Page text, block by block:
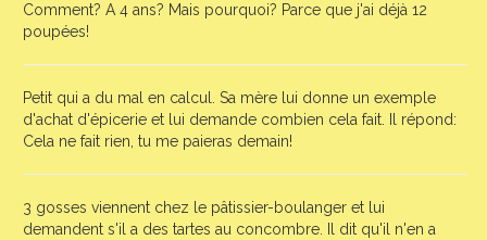
Comment? A 4 ans? Mais pourquoi? Parce que j'ai déjà 12
poupées!
Petit qui a du mal en calcul. Sa mère lui donne un exemple
d'achat d'épicerie et lui demande combien cela fait. Il répond:
Cela ne fait rien, tu me paieras demain!
3 gosses viennent chez le pâtissier-boulanger et lui
demandent s'il a des tartes au concombre. Il dit qu'il n'en a